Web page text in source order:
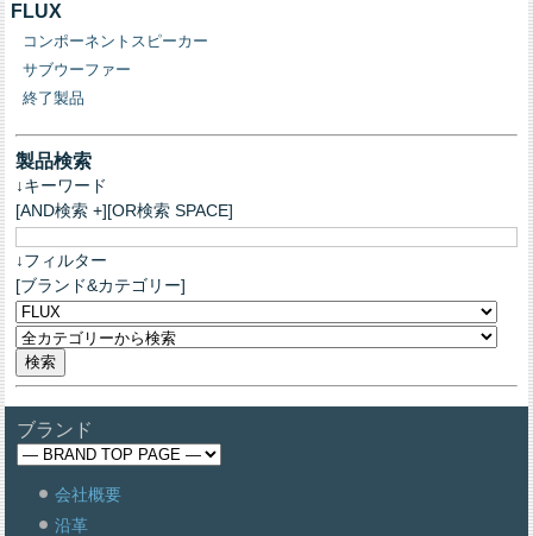
FLUX
コンポーネントスピーカー
サブウーファー
終了製品
製品検索
↓キーワード
[AND検索 +][OR検索 SPACE]
↓フィルター
[ブランド&カテゴリー]
ブランド
会社概要
沿革